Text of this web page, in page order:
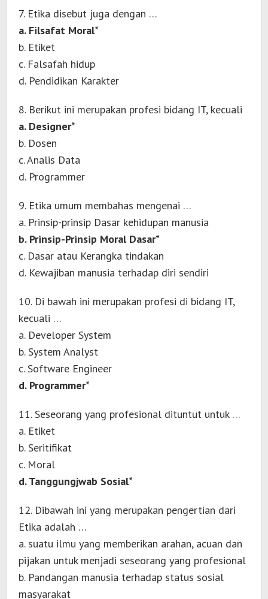
7. Etika disebut juga dengan …
a. Filsafat Moral*
b. Etiket
c. Falsafah hidup
d. Pendidikan Karakter
8. Berikut ini merupakan profesi bidang IT, kecuali
a. Designer*
b. Dosen
c. Analis Data
d. Programmer
9. Etika umum membahas mengenai …
a. Prinsip-prinsip Dasar kehidupan manusia
b. Prinsip-Prinsip Moral Dasar*
c. Dasar atau Kerangka tindakan
d. Kewajiban manusia terhadap diri sendiri
10. Di bawah ini merupakan profesi di bidang IT,
kecuali …
a. Developer System
b. System Analyst
c. Software Engineer
d. Programmer*
11. Seseorang yang profesional dituntut untuk …
a. Etiket
b. Seritifikat
c. Moral
d. Tanggungjwab Sosial*
12. Dibawah ini yang merupakan pengertian dari
Etika adalah …
a. suatu ilmu yang memberikan arahan, acuan dan
pijakan untuk menjadi seseorang yang profesional
b. Pandangan manusia terhadap status sosial
masyarakat